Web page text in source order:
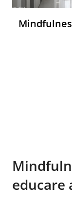
educare